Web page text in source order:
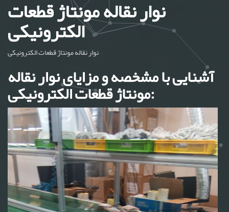
نوار نقاله مونتاژ قطعات
الکترونیکی
نوار نقاله مونتاژ قطعات الکترونیکی
آشنایی با مشخصه و مزایای نوار نقاله
مونتاژ قطعات الکترونیکی: